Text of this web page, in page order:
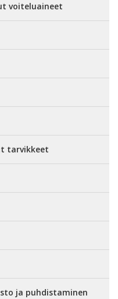
voiteluaineet
tarvikkeet
ja puhdistaminen